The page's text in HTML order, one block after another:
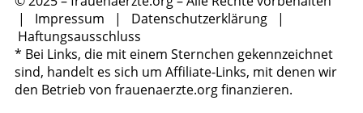
| Impressum | Datenschutzerklärung |
Haftungsausschluss
* Bei Links, die mit einem Sternchen gekennzeichnet
sind, handelt es sich um Affiliate-Links, mit denen wir
den Betrieb von frauenaerzte.org finanzieren.